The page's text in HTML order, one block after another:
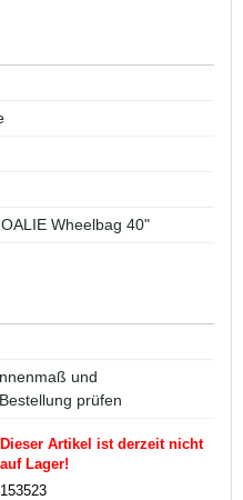
Wheelbag 40"
und
prüfen
Dieser Artikel ist derzeit nicht
auf Lager!
153523